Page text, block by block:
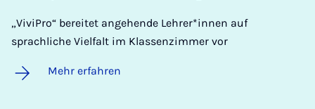
„ViviPro“ bereitet angehende Lehrer*innen auf
sprachliche Vielfalt im Klassenzimmer vor
Mehr erfahren